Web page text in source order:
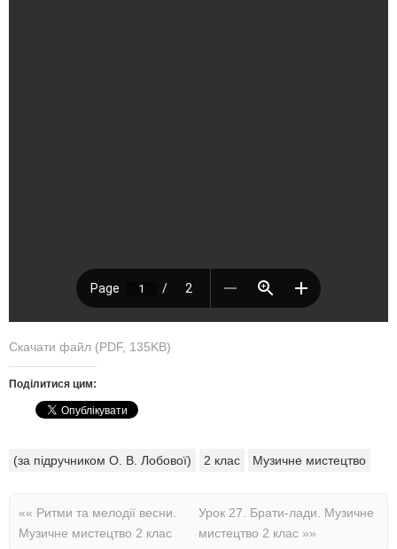
Скачати файл (PDF, 135KB)
Поділитися цим:
(за підручником О. В. Лобової) 2 клас Музичне мистецтво
«« Ритми та мелодії весни.
Музичне мистецтво 2 клас
Урок 27. Брати-лади. Музичне
мистецтво 2 клас »»